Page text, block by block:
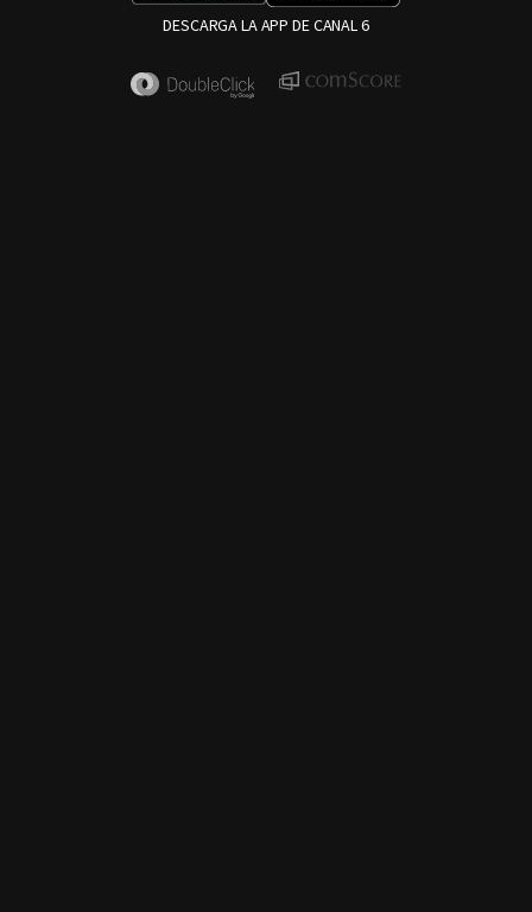
DESCARGA LA APP DE CANAL 6